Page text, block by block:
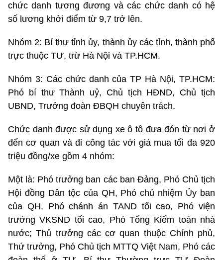
chức danh tương đương và các chức danh có hệ
số lương khởi điểm từ 9,7 trở lên.
Nhóm 2: Bí thư tỉnh ủy, thành ủy các tỉnh, thành phố
trực thuộc TƯ, trừ Hà Nội và TP.HCM.
Nhóm 3: Các chức danh của TP Hà Nội, TP.HCM:
Phó bí thư Thành uỷ, Chủ tịch HĐND, Chủ tịch
UBND, Trưởng đoàn ĐBQH chuyên trách.
Chức danh được sử dụng xe ô tô đưa đón từ nơi ở
đến cơ quan và đi công tác với giá mua tối đa 920
triệu đồng/xe gồm 4 nhóm:
Một là: Phó trưởng ban các ban Đảng, Phó Chủ tịch
Hội đồng Dân tộc của QH, Phó chủ nhiệm Ủy ban
của QH, Phó chánh án TAND tối cao, Phó viện
trưởng VKSND tối cao, Phó Tổng Kiểm toán nhà
nước; Thủ trưởng các cơ quan thuộc Chính phủ,
Thứ trưởng, Phó Chủ tịch MTTQ Việt Nam, Phó các